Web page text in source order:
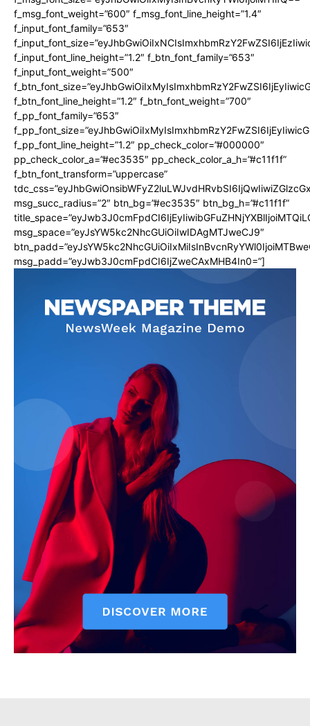
f_msg_font_weight=”600″ f_msg_font_line_height=”1.4″
f_input_font_family=”653″
f_input_font_line_height=”1.2″ f_btn_font_family=”653″
f_input_font_weight=”500″
f_btn_font_line_height=”1.2″ f_btn_font_weight=”700″
f_pp_font_family=”653″
f_pp_font_line_height=”1.2″ pp_check_color=”#000000″
pp_check_color_a=”#ec3535″ pp_check_color_a_h=”#c11f1f”
f_btn_font_transform=”uppercase”
msg_succ_radius=”2″ btn_bg=”#ec3535″ btn_bg_h=”#c11f1f”
msg_space=”eyJsYW5kc2NhcGUiOiIwIDAgMTJweCJ9″
msg_padd=”eyJwb3J0cmFpdCI6IjZweCAxMHB4In0=”]